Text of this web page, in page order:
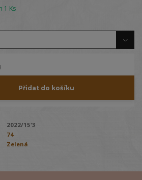
1 Ks
Přidat do košíku
2022/15'3
74
Zelená